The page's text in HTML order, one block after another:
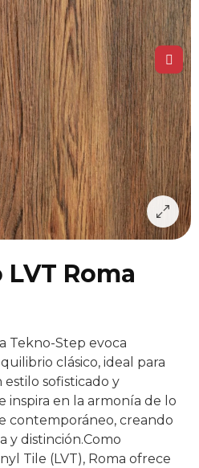
Roma
Tekno-Step evoca
clásico, ideal para
sofisticado y
inspira en la armonía de lo
contemporáneo, creando
y distinción.Como
Tile (LVT), Roma ofrece